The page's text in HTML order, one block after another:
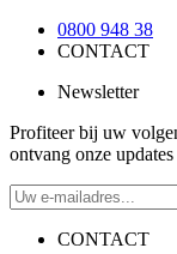
0800 948 38
CONTACT
Newsletter
Profiteer bij uw
ontvang onze
CONTACT